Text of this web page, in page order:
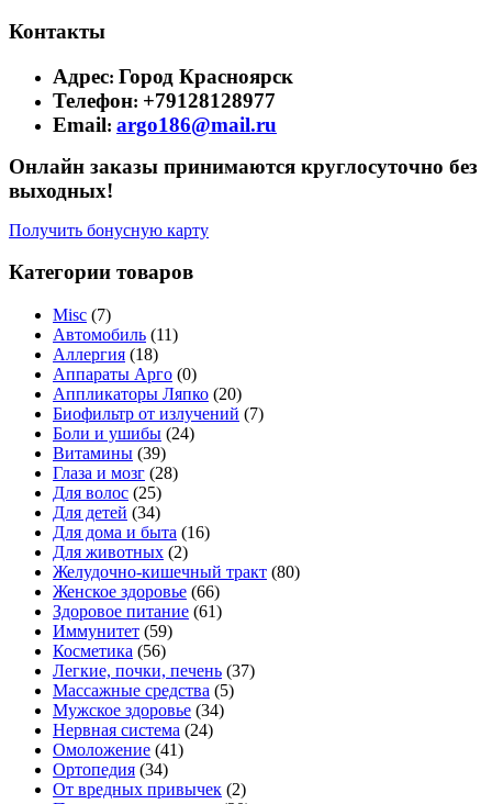
Контакты
Адрес: Город Красноярск
Телефон: +79128128977
Email: argo186@mail.ru
Онлайн заказы принимаются круглосуточно без
выходных!
Получить бонусную карту
Категории товаров
Misc (7)
Автомобиль (11)
Аллергия (18)
Аппараты Арго (0)
Аппликаторы Ляпко (20)
Биофильтр от излучений (7)
Боли и ушибы (24)
Витамины (39)
Глаза и мозг (28)
Для волос (25)
Для детей (34)
Для дома и быта (16)
Для животных (2)
Желудочно-кишечный тракт (80)
Женское здоровье (66)
Здоровое питание (61)
Иммунитет (59)
Косметика (56)
Легкие, почки, печень (37)
Массажные средства (5)
Мужское здоровье (34)
Нервная система (24)
Омоложение (41)
Ортопедия (34)
От вредных привычек (2)